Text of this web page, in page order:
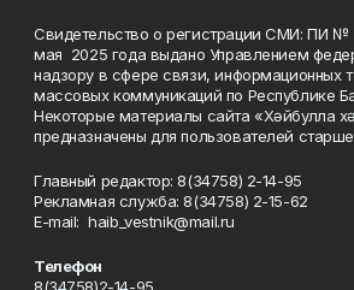
Свидетельство о регистрации СМИ: ПИ №
мая 2025 года выдано Управлением
надзору в сфере связи, информационных
массовых коммуникаций по Республике
Некоторые материалы сайта «Хәйбулла
предназначены для пользователей старше
Главный редактор: 8(34758) 2-14-95
Рекламная служба: 8(34758) 2-15-62
Е-mаil: haib_vestnik@mail.ru
Телефон